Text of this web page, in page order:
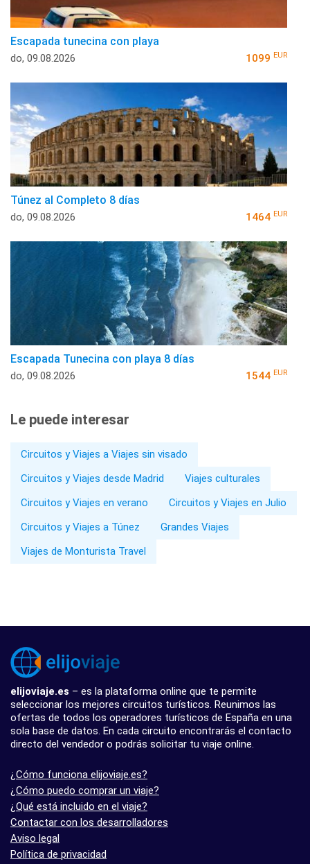
Escapada tunecina con playa
do, 09.08.2026 1099 EUR
Túnez al Completo 8 días
do, 09.08.2026 1464 EUR
Escapada Tunecina con playa 8 días
do, 09.08.2026 1544 EUR
Le puede interesar
Circuitos y Viajes a Viajes sin visado
Circuitos y Viajes desde Madrid
Viajes culturales
Circuitos y Viajes en verano
Circuitos y Viajes en Julio
Circuitos y Viajes a Túnez
Grandes Viajes
Viajes de Monturista Travel
elijoviaje.es – es la plataforma online que te permite
seleccionar los mejores circuitos turísticos. Reunimos las
ofertas de todos los operadores turísticos de España en una
sola base de datos. En cada circuito encontrarás el contacto
directo del vendedor o podrás solicitar tu viaje online.
¿Cómo funciona elijoviaje.es?
¿Cómo puedo comprar un viaje?
¿Qué está incluido en el viaje?
Contactar con los desarrolladores
Aviso legal
Política de privacidad